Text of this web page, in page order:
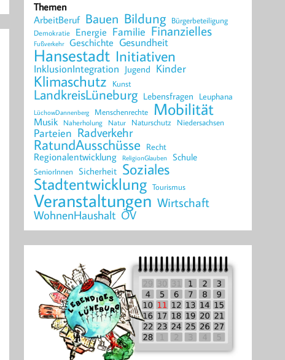
Themen
ArbeitBeruf Bauen Bildung Bürgerbeteiligung
Demokratie Energie Familie Finanzielles
Fußverkehr Geschichte Gesundheit
Hansestadt Initiativen
InklusionIntegration Jugend Kinder
Klimaschutz Kunst
LandkreisLüneburg Lebensfragen Leuphana
LüchowDannenberg Menschenrechte Mobilität
Musik Naherholung Natur Naturschutz Niedersachsen
Parteien Radverkehr
RatundAusschüsse Recht
Regionalentwicklung ReligionGlauben Schule
SeniorInnen Sicherheit Soziales
Stadtentwicklung Tourismus
Veranstaltungen Wirtschaft
WohnenHaushalt ÖV